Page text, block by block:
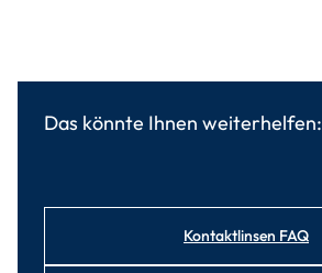
Das könnte Ihnen weiterhelfen:
Kontaktlinsen FAQ